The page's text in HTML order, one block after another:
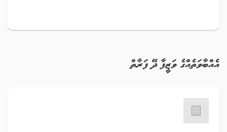
އެއްބާވަތެއްގެ ވަޒީފާ ދޭ ފަރާތް